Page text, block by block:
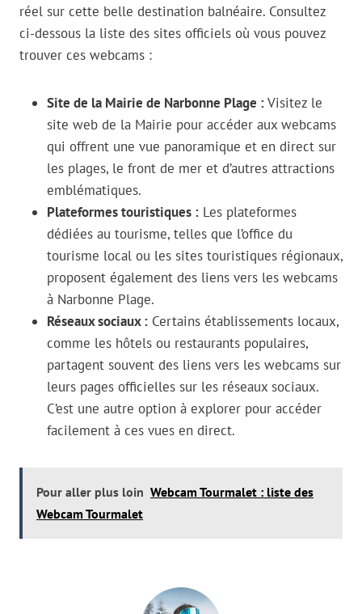
réel sur cette belle destination balnéaire. Consultez
ci-dessous la liste des sites officiels où vous pouvez
trouver ces webcams :
Site de la Mairie de Narbonne Plage :Visitez le
site web de la Mairie pour accéder aux webcams
qui offrent une vue panoramique et en direct sur
les plages, le front de mer et d’autres attractions
emblématiques.
Plateformes touristiques : Les plateformes
dédiées au tourisme, telles que l’office du
tourisme local ou les sites touristiques régionaux,
proposent également des liens vers les webcams
à Narbonne Plage.
Réseaux sociaux : Certains établissements locaux,
comme les hôtels ou restaurants populaires,
partagent souvent des liens vers les webcams sur
leurs pages officielles sur les réseaux sociaux.
C’est une autre option à explorer pour accéder
facilement à ces vues en direct.
Pour aller plus loin Webcam Tourmalet : liste des
Webcam Tourmalet